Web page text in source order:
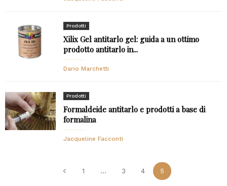
Prodotti
Xilix Gel antitarlo gel: guida a un ottimo
prodotto antitarlo in...
Dario Marchetti
Prodotti
Formaldeide antitarlo e prodotti a base di
formalina
Jacqueline Facconti
1 ... 3 4 5